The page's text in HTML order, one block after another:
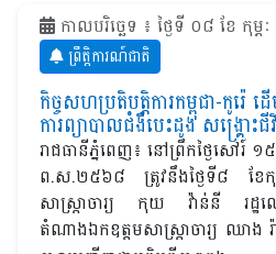
កាលបរិច្ឆេទ ៖ ថ្ងៃទី ០៨ ខែ កុម្ភ
ព្រឹត្តិការណ៍ជាតិ
កិច្ចសហប្រតិបត្តិការកម្ពុជា-កូរ៉េ
ការព្យាបាលជំងឺបេះដូង សង្គ្រោះ
រាជធានីភ្នំពេញ៖ នៅព្រឹកថ្ងៃសៅរ៍
ព.ស.២៥៦៨ ត្រូវនឹងថ្ងៃទី៨ ខែ
សាស្ត្រាចារ្យ កុយ វ៉ាន់នី រដ្ឋល
តំណាងឯកឧត្តមសាស្ត្រាចារ្យ ឈាង